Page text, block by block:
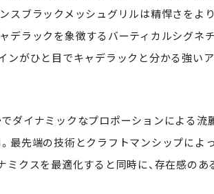
スブラックメッシュグリルは精悍さをよ
デラックを象徴するバーティカルシグネ
ンがひと目でキャデラックと分かる強い
ダイナミックなプロポーションによる流
最先端の技術とクラフトマンシップによ
ミクスを最適化すると同時に、存在感の